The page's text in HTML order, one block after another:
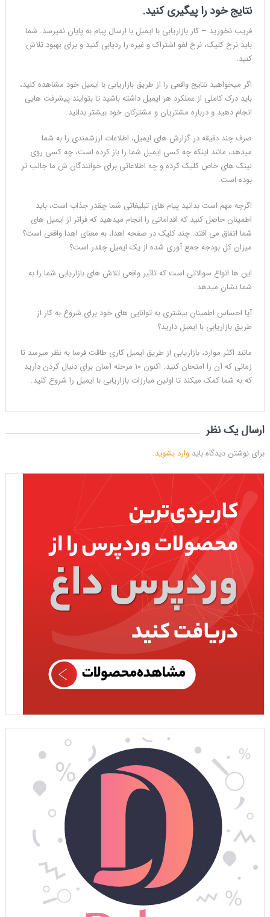
نتایج خود را پیگیری کنید.
فریب نخورید – کار بازاریابی با ایمیل با ارسال پیام به پایان نمیرسد. شما
باید نرخ کلیک، نرخ لغو اشتراک و غیره را ردیابی کنید و برای بهبود تلاش
کنید.
اگر میخواهید نتایج واقعی را از طریق بازاریابی با ایمیل خود مشاهده کنید،
باید درک کاملی از عملکرد هر ایمیل داشته باشید تا بتوایند پیشرفت هایی
انجام دهید و درباره مشتریان و مشترکان خود بیشتر بدانید.
صرف چند دقیقه در گزارش های ایمیل، اطلاعات ارزشمندی را به شما
میدهد، مانند اینکه چه کسی ایمیل شما را باز کرده است، چه کسی روی
لینک های خاص کلیک کرده و چه اطلاعاتی برای خوانندگان ش ما جالب تر
بوده است.
اگرچه مهم است بدانید پیام های تبلیغاتی شما چقدر جذاب است، باید
اطمینان حاصل کنید که اقداماتی را انجام میدهید که فراتر از ایمیل های
شما اتفاق می افتد. چند کلیک در صفحه اهدا، به معنای اهدا واقعی است؟
میزان کل بودجه جمع آوری شده از یک ایمیل چقدر است؟
این ها انواع سوالاتی است که تاثیر واقعی تلاش های بازاریابی شما را به
شما نشان میدهد.
آیا احساس اطمینان بیشتری به توانایی های خود برای شروع به کار از
طریق بازاریابی با ایمیل دارید؟
مانند اکثر موارد، بازاریابی از طریق ایمیل کاری طاقت فرسا به نظر میرسد تا
زمانی که آن را امتحان کنید. اکنون ۱۰ مرحله آسان برای دنبال کردن دارید
که به شما کمک میکند تا اولین مبارزات بازاریابی با ایمیل را شروع کنید.
ارسال یک نظر
برای نوشتن دیدگاه باید وارد بشوید.